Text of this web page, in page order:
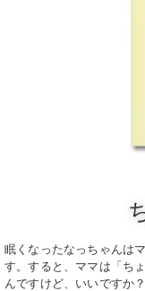
眠くなったなっちゃんは
す。すると、ママは「ち
んですけど、いいですか